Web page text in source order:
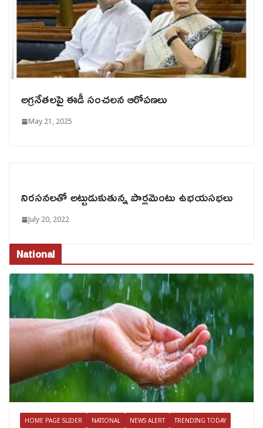
అగ్రనేతలపై ఈడీ సంచలన ఆరోపణలు
May 21, 2025
నిరసనలతో అట్టుడుకుతున్న పార్లమెంటు ఉభయసభలు
July 20, 2022
National
HOME PAGE SLIDER NATIONAL NEWS ALERT TRENDING TODAY